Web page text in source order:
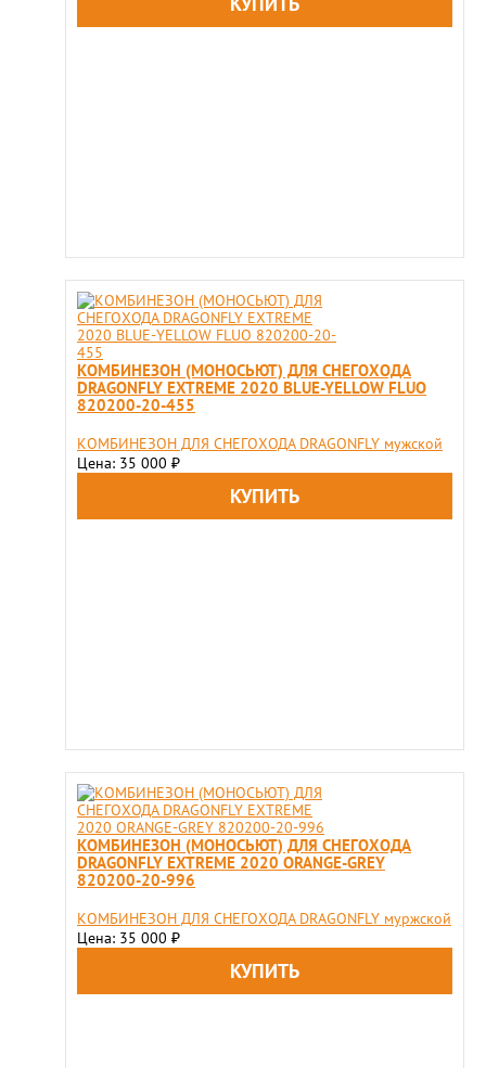
КОМБИНЕЗОН (МОНОСЬЮТ) ДЛЯ СНЕГОХОДА
DRAGONFLY EXTREME 2020 BLUE-YELLOW FLUO
820200-20-455
КОМБИНЕЗОН ДЛЯ СНЕГОХОДА DRAGONFLY мужской
Цена: 35 000 ₽
КОМБИНЕЗОН (МОНОСЬЮТ) ДЛЯ СНЕГОХОДА
DRAGONFLY EXTREME 2020 ORANGE-GREY
820200-20-996
КОМБИНЕЗОН ДЛЯ СНЕГОХОДА DRAGONFLY муржской
Цена: 35 000 ₽